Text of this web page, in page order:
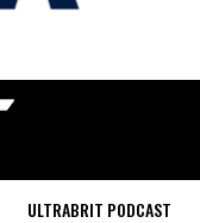
ULTRABRIT PODCAST